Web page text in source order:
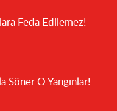
Feda Edilemez!
Söner O Yangınlar!